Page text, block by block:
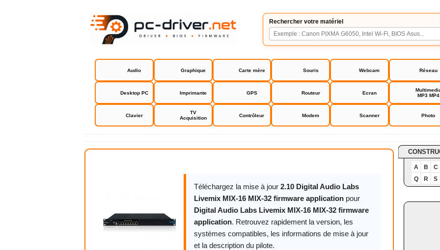
Rechercher votre matériel
Audio Graphique Carte mère Souris Webcam Réseau
Desktop PC Imprimante GPS Routeur Ecran
MP3 MP4
Clavier
TV
Acquisition
Contrôleur Modem Scanner Photo
Digital Audio Labs Livemix MIX-16 MIX-32 firmware application
Téléchargez la mise à jour 2.10 Digital Audio Labs
Livemix MIX-16 MIX-32 firmware application pour
Digital Audio Labs Livemix MIX-16 MIX-32 firmware
application. Retrouvez rapidement la version, les
systèmes compatibles, les informations de mise à jour
et la description du pilote.
A B
C
Q
R S